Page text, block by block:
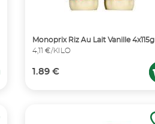
Monoprix Riz Au Lait Vanille 4x115g
4,11 €/KILO
1.89 €